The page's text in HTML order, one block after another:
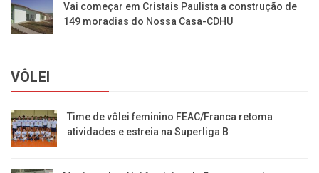
Vai começar em Cristais Paulista a construção de
149 moradias do Nossa Casa-CDHU
VÔLEI
Time de vôlei feminino FEAC/Franca retoma
atividades e estreia na Superliga B